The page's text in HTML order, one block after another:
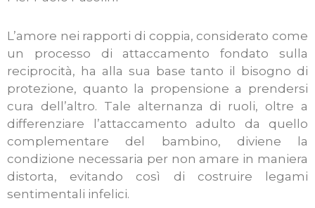
L’amore nei rapporti di coppia, considerato come
un processo di attaccamento fondato sulla
reciprocità, ha alla sua base tanto il bisogno di
protezione, quanto la propensione a prendersi
cura dell’altro. Tale alternanza di ruoli, oltre a
differenziare l’attaccamento adulto da quello
complementare del bambino, diviene la
condizione necessaria per non amare in maniera
distorta, evitando così di costruire legami
sentimentali infelici.